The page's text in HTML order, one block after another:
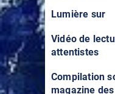
Lumière sur
Vidéo de
attentistes
Compilation
magazine